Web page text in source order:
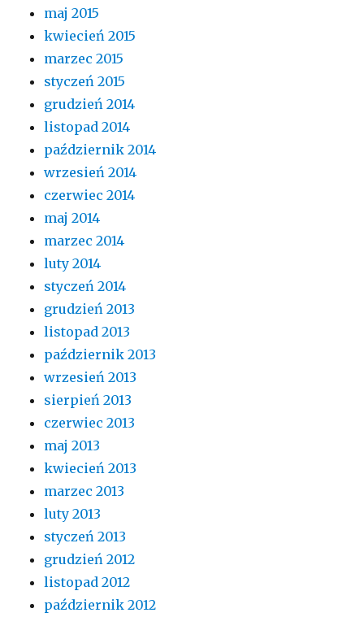
maj 2015
kwiecień 2015
marzec 2015
styczeń 2015
grudzień 2014
listopad 2014
październik 2014
wrzesień 2014
czerwiec 2014
maj 2014
marzec 2014
luty 2014
styczeń 2014
grudzień 2013
listopad 2013
październik 2013
wrzesień 2013
sierpień 2013
czerwiec 2013
maj 2013
kwiecień 2013
marzec 2013
luty 2013
styczeń 2013
grudzień 2012
listopad 2012
październik 2012